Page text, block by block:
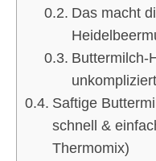
Das macht
Buttermilch-
Saftige
schnell &
Thermomix)